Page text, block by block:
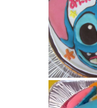
スティッチケーキ